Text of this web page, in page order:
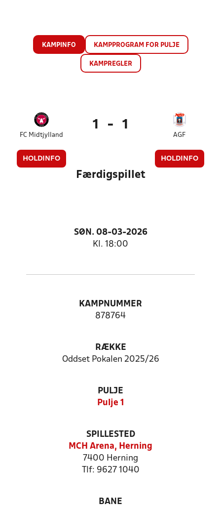
KAMPINFO KAMPPROGRAM FOR PULJE
KAMPREGLER
FC Midtjylland
HOLDINFO
1 - 1
AGF
HOLDINFO
Færdigspillet
SØN. 08-03-2026
Kl. 18:00
KAMPNUMMER
878764
RÆKKE
Oddset Pokalen 2025/26
PULJE
Pulje 1
SPILLESTED
MCH Arena, Herning
7400 Herning
Tlf: 9627 1040
BANE